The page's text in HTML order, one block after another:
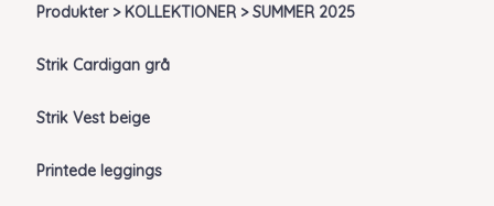
Produkter > KOLLEKTIONER > SUMMER 2025
Strik Cardigan grå
Strik Vest beige
Printede leggings